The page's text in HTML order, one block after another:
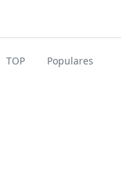
TOP Populares